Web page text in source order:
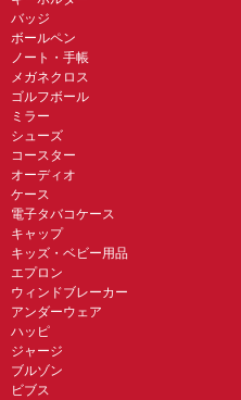
バッジ
ボールペン
ノート・手帳
メガネクロス
ゴルフボール
ミラー
シューズ
コースター
オーディオ
ケース
電子タバコケース
キャップ
キッズ・ベビー用品
エプロン
ウィンドブレーカー
アンダーウェア
ハッピ
ジャージ
ブルゾン
ビブス